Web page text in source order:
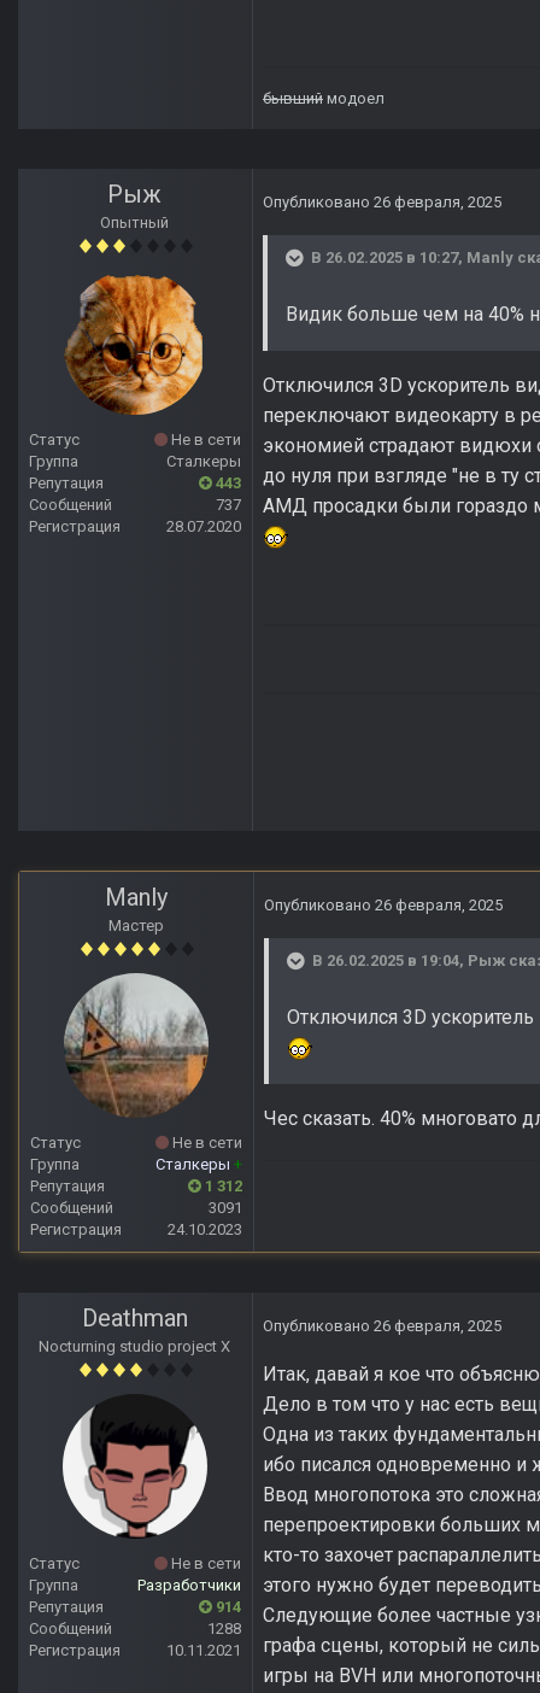
бывший модоел
Рыж
Опытный
Статус
Не в сети
Группа
Сталкеры
Репутация
443
Сообщений
737
Регистрация
28.07.2020
Опубликовано 26 февраля, 2025
В 26.02.2025 в 10:27, Manly
Видик больше чем на 40%
Отключился 3D ускоритель
переключают видеокарту в
экономией страдают видюхи
до нуля при взгляде "не в ту
АМД просадки были гораздо
Manly
Мастер
Статус
Не в сети
Группа
Сталкеры +
Репутация
1 312
Сообщений
3091
Регистрация
24.10.2023
Опубликовано 26 февраля, 2025
В 26.02.2025 в 19:04, Рыж
Отключился 3D
Чес сказать. 40% многовато
Deathman
Nocturning studio project X
Статус
Не в сети
Группа
Разработчики
Репутация
914
Сообщений
1288
Регистрация
10.11.2021
Опубликовано 26 февраля, 2025
Итак, давай я кое что
Дело в том что у нас есть
Одна из таких
ибо писался одновременно и
Ввод многопотока это
перепроектировки больших
кто-то захочет
этого нужно будет
Следующие более частные
графа сцены, который не
игры на BVH или